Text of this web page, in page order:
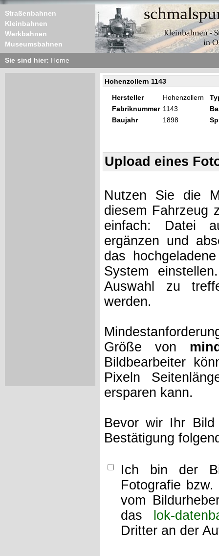
Straßenbahnen
Kleinbahnen
Werkbahnen
Museumsbahnen
Sie sind hier: Home
Hohenzollern 1143
Hersteller Hohenzollern
Fabriknummer 1143
Baujahr
1898
Upload eines
Nutzen Sie die
diesem Fahrzeug
einfach: Datei
ergänzen und
das
System
Auswahl zu
werden.
Größe von
Bildbearbeiter
Pixeln
ersparen kann.
Bevor wir Ihr
Bestätigung
Ich bin der
Fotografie
vom
das
lok-
Dritter an der